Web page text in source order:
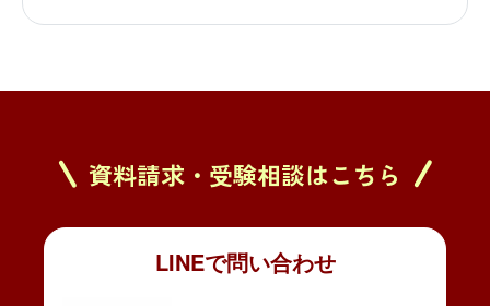
資料請求・受験相談はこちら
LINEで問い合わせ